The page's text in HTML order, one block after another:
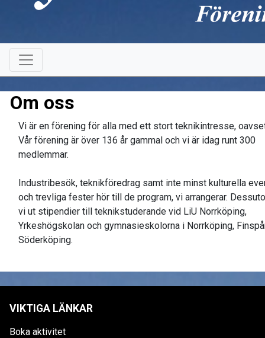
Om oss
Vi är en förening för alla med ett stort teknikintresse,
Vår förening är över 136 år gammal och vi är idag runt 300
medlemmar.
Industribesök, teknikföredrag samt inte minst kulturella
och trevliga fester hör till de program, vi arrangerar.
vi ut stipendier till teknikstuderande vid LiU Norrköping,
Yrkeshögskolan och gymnasieskolorna i Norrköping,
Söderköping.
VIKTIGA LÄNKAR
Boka aktivitet